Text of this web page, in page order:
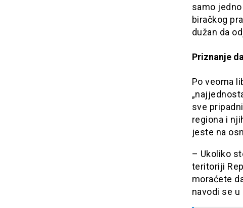
samo
biračkog
dužan da
Priznanje
Po veoma
sve
regiona i
jeste na
– Ukoliko
teritoriji
moraćete
navodi se u